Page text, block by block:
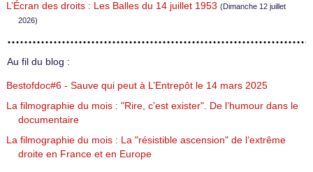
L’Écran des droits : Les Balles du 14 juillet 1953 (Dimanche 12 juillet
2026)
Au fil du blog :
Bestofdoc#6 - Sauve qui peut à L’Entrepôt le 14 mars 2025
La filmographie du mois : "Rire, c’est exister". De l’humour dans le
documentaire
La filmographie du mois : La "résistible ascension" de l’extrême
droite en France et en Europe